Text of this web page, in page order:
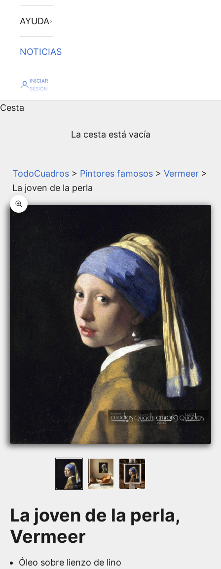
AYUDA
NOTICIAS
INICIAR
SESIÓN
Cesta
La cesta está vacía
TodoCuadros > Pintores famosos > Vermeer >
La joven de la perla
Zoom
La joven de la perla,
Vermeer
Óleo sobre lienzo de lino